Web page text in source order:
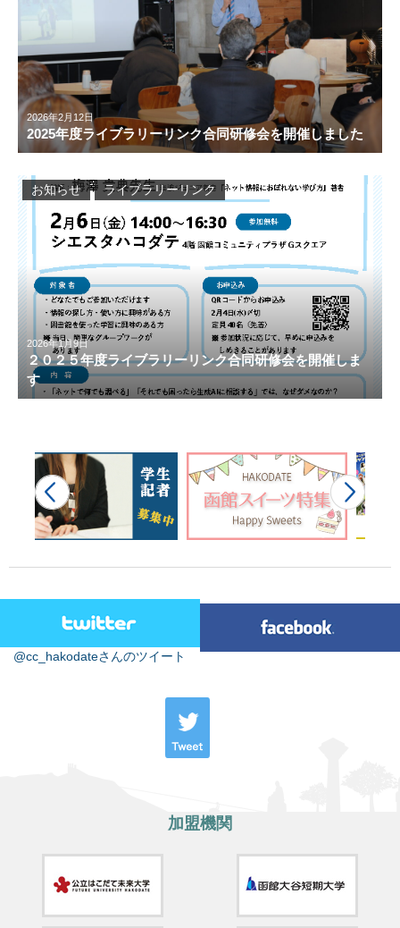
2026年2月12日
2025年度ライブラリーリンク合同研修会を開催しました
2026年1月9日
２０２５年度ライブラリーリンク合同研修会を開催しま
す
お知らせ ライブラリーリンク
@cc_hakodateさんのツイート
加盟機関